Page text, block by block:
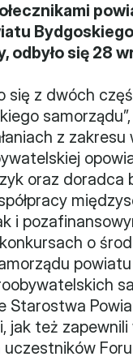
odbyło się 28
się z dwóch
z
oraz doradca
i
o
powiatu
Starostwa
jak też